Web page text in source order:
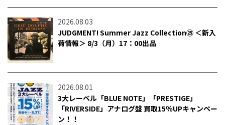
2026.08.03
JUDGMENT! Summer Jazz Collection㉕ ＜新入
荷情報＞ 8/3（月）17：00出品
2026.08.01
3大レーベル「BLUE NOTE」「PRESTIGE」
「RIVERSIDE」アナログ盤 買取15％UPキャンペー
ン！！